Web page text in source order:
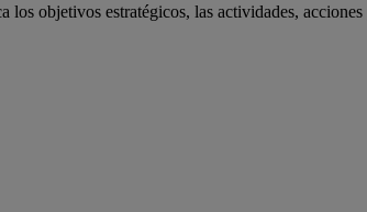
objetivos estratégicos, las actividades,